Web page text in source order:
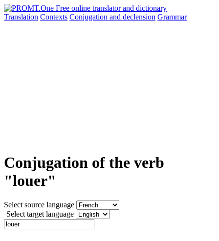
Translation Contexts Conjugation and declension Grammar
Conjugation of the verb
"louer"
Select source language
Select target language